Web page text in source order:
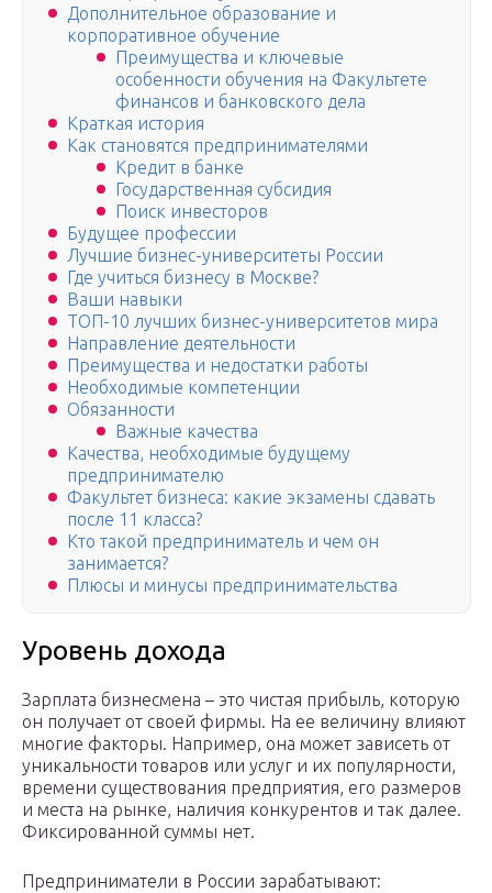
Дополнительное образование и
корпоративное обучение
Преимущества и ключевые
особенности обучения на Факультете
финансов и банковского дела
Краткая история
Как становятся предпринимателями
Кредит в банке
Государственная субсидия
Поиск инвесторов
Будущее профессии
Лучшие бизнес-университеты России
Где учиться бизнесу в Москве?
Ваши навыки
ТОП-10 лучших бизнес-университетов мира
Направление деятельности
Преимущества и недостатки работы
Необходимые компетенции
Обязанности
Важные качества
Качества, необходимые будущему
предпринимателю
Факультет бизнеса: какие экзамены сдавать
после 11 класса?
Кто такой предприниматель и чем он
занимается?
Плюсы и минусы предпринимательства
Уровень дохода
Зарплата бизнесмена – это чистая прибыль, которую
он получает от своей фирмы. На ее величину влияют
многие факторы. Например, она может зависеть от
уникальности товаров или услуг и их популярности,
времени существования предприятия, его размеров
и места на рынке, наличия конкурентов и так далее.
Фиксированной суммы нет.
Предприниматели в России зарабатывают: